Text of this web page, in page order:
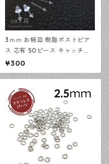
3ｍｍ お椀皿 樹脂ポストピア
ス 芯有 50ピース キャッチセ
ット アレルギー対応 ピアス ハ
ンドメイド資材 【en工房】
¥300